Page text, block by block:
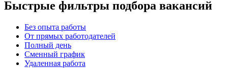
Быстрые фильтры подбора вакансий
Без опыта работы
От прямых работодателей
Полный день
Сменный график
Удаленная работа